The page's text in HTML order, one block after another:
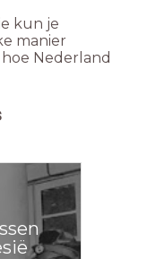
kun je
manier
Nederland